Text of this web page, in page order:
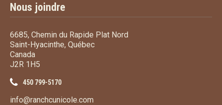
Nous joindre
6685, Chemin du Rapide Plat Nord
Saint-Hyacinthe, Québec
Canada
J2R 1H5
450 799-5170
info@ranchcunicole.com